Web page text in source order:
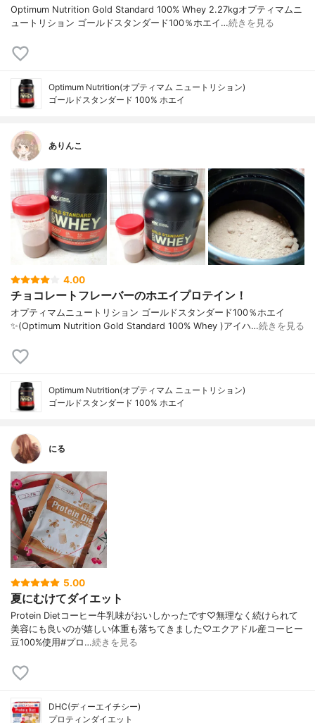
Optimum Nutrition Gold Standard 100% Whey 2.27kgオプティマムニ
ュートリション ゴールドスタンダード100％ホエイ…続きを見る
Optimum Nutrition(オプティマム ニュートリション)
ゴールドスタンダード 100% ホエイ
ありんこ
4.00
チョコレートフレーバーのホエイプロテイン！
オプティマムニュートリション ゴールドスタンダード100％ホエイ
✨(Optimum Nutrition Gold Standard 100% Whey )アイハ…続きを見る
Optimum Nutrition(オプティマム ニュートリション)
ゴールドスタンダード 100% ホエイ
にる
5.00
夏にむけてダイエット
Protein Dietコーヒー牛乳味がおいしかったです♡無理なく続けられて
美容にも良いのが嬉しい体重も落ちてきました♡エクアドル産コーヒー
豆100%使用#プロ…続きを見る
DHC(ディーエイチシー)
プロティンダイエット